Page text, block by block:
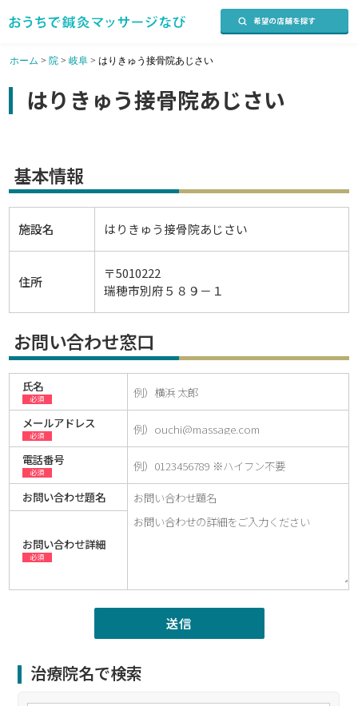
ホーム > 院> 岐阜> はりきゅう接骨院あじさい
はりきゅう接骨院あじさい
基本情報
施設名 はりきゅう接骨院あじさい
住所
〒5010222
瑞穂市別府５８９－１
お問い合わせ窓口
氏名
必須
メールアドレス
必須
電話番号
必須
お問い合わせ題名
お問い合わせ詳細
必須
治療院名で検索